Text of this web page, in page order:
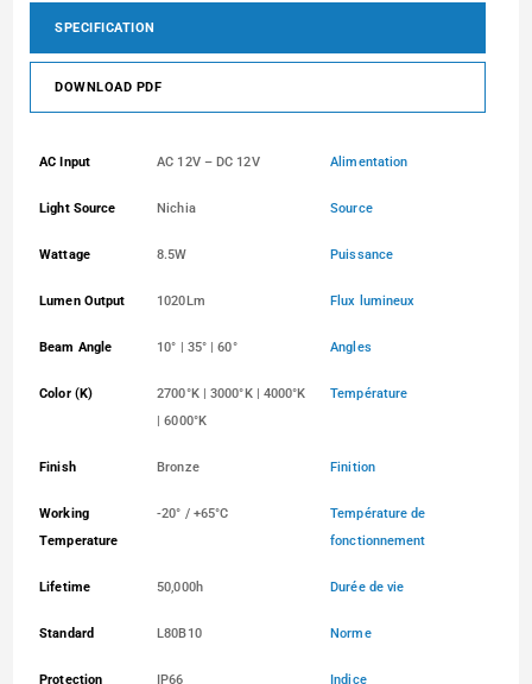
SPECIFICATION
DOWNLOAD PDF
AC Input AC 12V – DC 12V Alimentation
Light Source Nichia Source
Wattage 8.5W Puissance
Lumen Output 1020Lm Flux lumineux
Beam Angle 10° | 35° | 60° Angles
Color (K)
2700°K | 3000°K | 4000°K
| 6000°K
Température
Finish Bronze Finition
Working
Temperature
-20° / +65°C
Température de
fonctionnement
Lifetime 50,000h Durée de vie
Standard L80B10 Norme
Protection IP66 Indice